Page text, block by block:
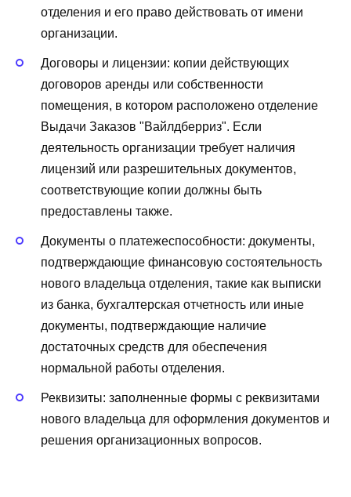
отделения и его право действовать от имени
организации.
Договоры и лицензии: копии действующих
договоров аренды или собственности
помещения, в котором расположено отделение
Выдачи Заказов "Вайлдберриз". Если
деятельность организации требует наличия
лицензий или разрешительных документов,
соответствующие копии должны быть
предоставлены также.
Документы о платежеспособности: документы,
подтверждающие финансовую состоятельность
нового владельца отделения, такие как выписки
из банка, бухгалтерская отчетность или иные
документы, подтверждающие наличие
достаточных средств для обеспечения
нормальной работы отделения.
Реквизиты: заполненные формы с реквизитами
нового владельца для оформления документов и
решения организационных вопросов.